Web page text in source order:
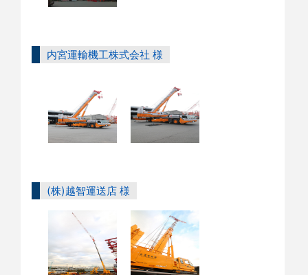
内宮運輸機工株式会社 様
(株)越智運送店 様